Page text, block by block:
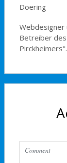
Webdesigner
Betreiber
Pirckheimers".